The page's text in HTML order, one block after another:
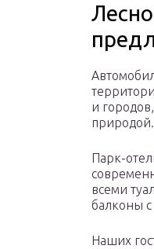
и
природой.
Парк-
всеми
балконы
Наших